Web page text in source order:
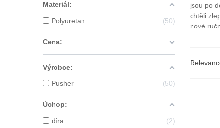
Materiál:
Polyuretan 50
Cena:
Výrobce:
Pusher 50
Úchop:
díra
2
jsou po
chtěli
nové